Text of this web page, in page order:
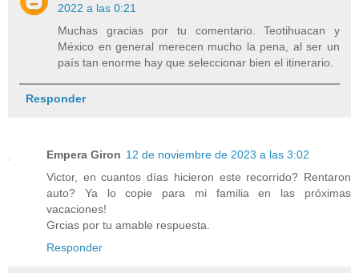
2022 a las 0:21
Muchas gracias por tu comentario. Teotihuacan y
México en general merecen mucho la pena, al ser un
país tan enorme hay que seleccionar bien el itinerario.
Responder
Empera Giron 12 de noviembre de 2023 a las 3:02
Victor, en cuantos días hicieron este recorrido? Rentaron
auto? Ya lo copie para mi familia en las próximas
vacaciones!
Grcias por tu amable respuesta.
Responder